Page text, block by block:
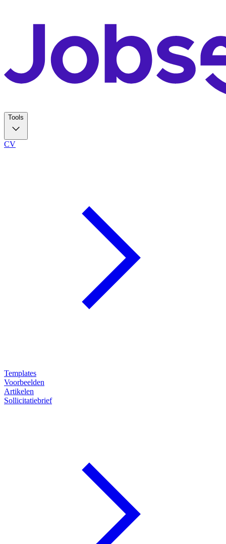
Tools
CV
Templates
Voorbeelden
Artikelen
Sollicitatiebrief